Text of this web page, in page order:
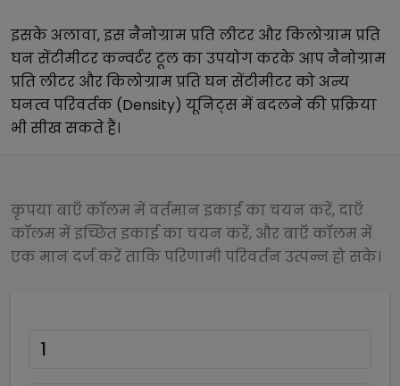
इसके अलावा, इसनैनोग्राम प्रति लीटर औरकिलोग्राम प्रति
घन सेंटीमीटरकन्वर्टर टूल का उपयोग करके आपनैनोग्राम
प्रति लीटर औरकिलोग्राम प्रति घन सेंटीमीटरको अन्य
घनत्व परिवर्तक (Density) यूनिट्स में बदलने की प्रक्रिया
भी सीख सकते हैं।
कृपया बाएँ कॉलम में वर्तमान इकाई का चयन करें, दाएँ
कॉलम में इच्छित इकाई का चयन करें, और बाएँ कॉलम में
एक मान दर्ज करें ताकि परिणामी परिवर्तन उत्पन्न हो सके।